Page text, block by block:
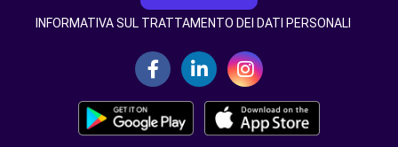
INFORMATIVA SUL TRATTAMENTO DEI DATI PERSONALI